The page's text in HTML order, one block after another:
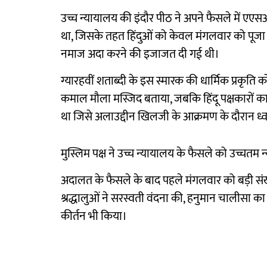
उच्च न्यायालय की इंदौर पीठ ने अपने फैसले में
था, जिसके तहत हिंदुओं को केवल मंगलवार को पूजा
नमाज अदा करने की इजाजत दी गई थी।
ग्यारहवीं शताब्दी के इस स्मारक की धार्मिक
कमाल मौला मस्जिद बताया, जबकि हिंदू पक्षकारों
था जिसे अलाउद्दीन खिलजी के आक्रमण के दौरान
मुस्लिम पक्ष ने उच्च न्यायालय के फैसले को उच्चतम
अदालत के फैसले के बाद पहले मंगलवार को बड़ी
श्रद्धालुओं ने सरस्वती वंदना की, हनुमान चालीसा
कीर्तन भी किया।